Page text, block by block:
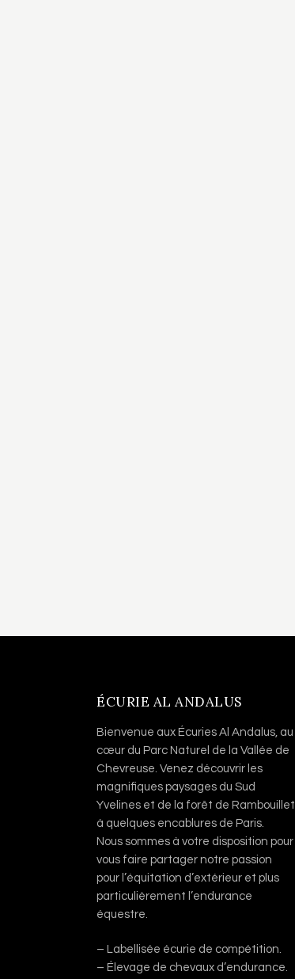
ÉCURIE AL ANDALUS
Bienvenue aux Écuries Al Andalus, au
cœur du Parc Naturel de la Vallée de
Chevreuse. Venez découvrir les
magnifiques paysages du Sud
Yvelines et de la forêt de Rambouillet
à quelques encablures de Paris.
Nous sommes à votre disposition pour
vous faire partager notre passion
pour l’équitation d’extérieur et plus
particulièrement l’endurance
équestre.
– Labellisée écurie de compétition.
– Élevage de chevaux d’endurance.